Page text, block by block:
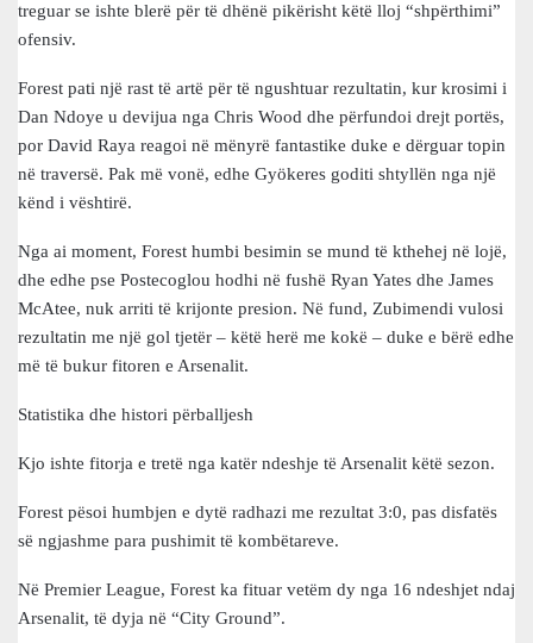
treguar se ishte blerë për të dhënë pikërisht këtë lloj “shpërthimi”
ofensiv.
Forest pati një rast të artë për të ngushtuar rezultatin, kur krosimi i
Dan Ndoye u devijua nga Chris Wood dhe përfundoi drejt portës,
por David Raya reagoi në mënyrë fantastike duke e dërguar topin
në traversë. Pak më vonë, edhe Gyökeres goditi shtyllën nga një
kënd i vështirë.
Nga ai moment, Forest humbi besimin se mund të kthehej në lojë,
dhe edhe pse Postecoglou hodhi në fushë Ryan Yates dhe James
McAtee, nuk arriti të krijonte presion. Në fund, Zubimendi vulosi
rezultatin me një gol tjetër – këtë herë me kokë – duke e bërë edhe
më të bukur fitoren e Arsenalit.
Statistika dhe histori përballjesh
Kjo ishte fitorja e tretë nga katër ndeshje të Arsenalit këtë sezon.
Forest pësoi humbjen e dytë radhazi me rezultat 3:0, pas disfatës
së ngjashme para pushimit të kombëtareve.
Në Premier League, Forest ka fituar vetëm dy nga 16 ndeshjet ndaj
Arsenalit, të dyja në “City Ground”.